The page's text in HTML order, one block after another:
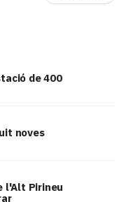
de 400
noves
l'Alt Pirineu